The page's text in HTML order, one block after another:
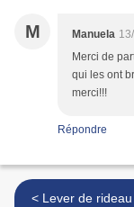
M Manuela
Merci de
qui les ont
merci!!!
Répondre
< Lever de rideau N° 1 au